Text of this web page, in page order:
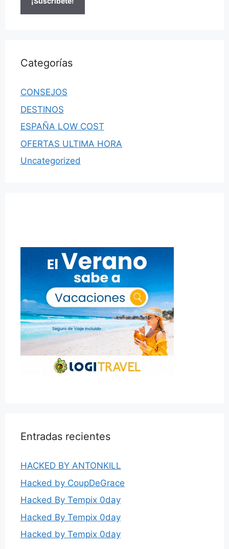
Categorías
CONSEJOS
DESTINOS
ESPAÑA LOW COST
OFERTAS ULTIMA HORA
Uncategorized
Entradas recientes
HACKED BY ANTONKILL
Hacked by CoupDeGrace
Hacked By Tempix 0day
Hacked By Tempix 0day
Hacked by Tempix 0day